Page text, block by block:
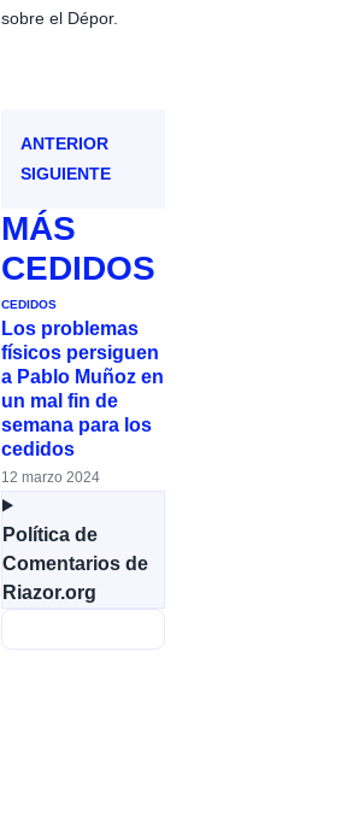
sobre el Dépor.
ANTERIOR
SIGUIENTE
MÁS
CEDIDOS
CEDIDOS
Los problemas
físicos persiguen
a Pablo Muñoz en
un mal fin de
semana para los
cedidos
12 marzo 2024
Política de
Comentarios de
Riazor.org